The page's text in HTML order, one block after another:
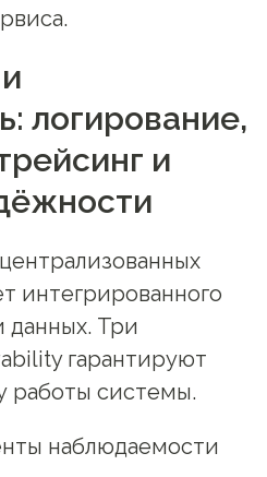
логирование,
и
интегрированного
данных. Три
гарантируют
работы системы.
наблюдаемости